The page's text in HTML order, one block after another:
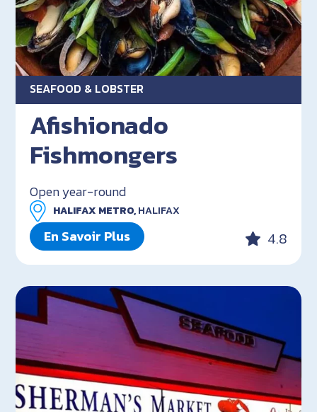
SEAFOOD & LOBSTER
Afishionado
Fishmongers
Open year-round
HALIFAX METRO,HALIFAX
En Savoir Plus 4.8